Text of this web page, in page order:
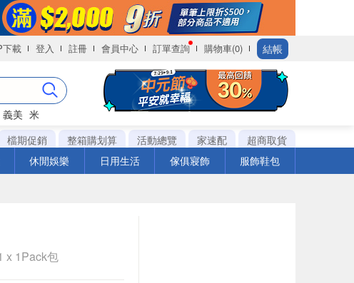
下載 登入 註冊 會員中心 訂單查詢 購物車(0) 結帳
義美 米
檔期促銷 整箱購划算 活動總覽 家速配
超商取貨
休閒娛樂 日用生活 傢俱寢飾 服飾鞋包
x 1Pack包